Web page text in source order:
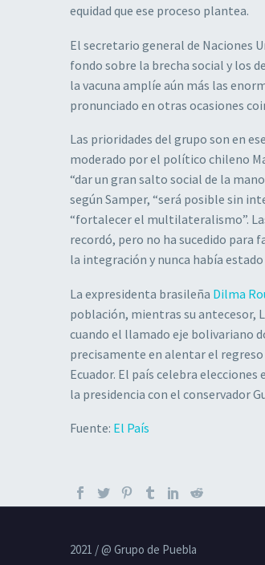
equidad que ese proceso plantea.
El secretario general de Naciones
fondo sobre la brecha social y los
la vacuna amplíe aún más las
pronunciado en otras ocasiones
Las prioridades del grupo son en
moderado por el político chileno
“dar un gran salto social de la
según Samper, “será posible sin
“fortalecer el multilateralismo”.
recordó, pero no ha sucedido para
la integración y nunca había
La expresidenta brasileña Dilma
población, mientras su antecesor,
cuando el llamado eje bolivariano
precisamente en alentar el
Ecuador. El país celebra
la presidencia con el conservador
Fuente: El País
2021 / @ Grupo de Puebla